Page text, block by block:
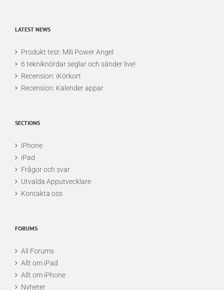
LATEST NEWS
Produkt test: Mili Power Angel
6 tekniknördar seglar och sänder live!
Recension: iKörkort
Recension: Kalender appar
SECTIONS
iPhone
iPad
Frågor och svar
Utvalda Apputvecklare
Kontakta oss
FORUMS
All Forums
Allt om iPad
Allt om iPhone
Nyheter